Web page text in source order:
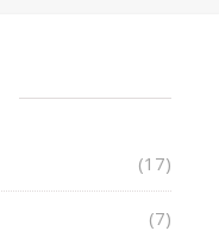
(17)
(7)